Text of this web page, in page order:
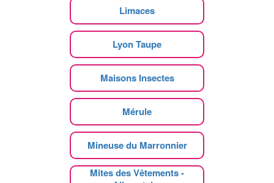
Limaces
Lyon Taupe
Maisons Insectes
Mérule
Mineuse du Marronnier
Mites des Vêtements -